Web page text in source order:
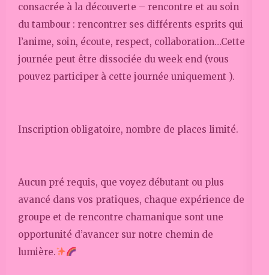
consacrée à la découverte – rencontre et au soin
du tambour : rencontrer ses différents esprits qui
l’anime, soin, écoute, respect, collaboration…Cette
journée peut être dissociée du week end (vous
pouvez participer à cette journée uniquement ).
Inscription obligatoire, nombre de places limité.
Aucun pré requis, que voyez débutant ou plus
avancé dans vos pratiques, chaque expérience de
groupe et de rencontre chamanique sont une
opportunité d’avancer sur notre chemin de
lumière.